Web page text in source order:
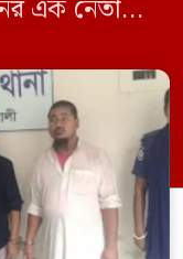
এক নেতাকে
চক্রের আরও
ও পুলিশ
সংবাদের
ক্যাম্পের